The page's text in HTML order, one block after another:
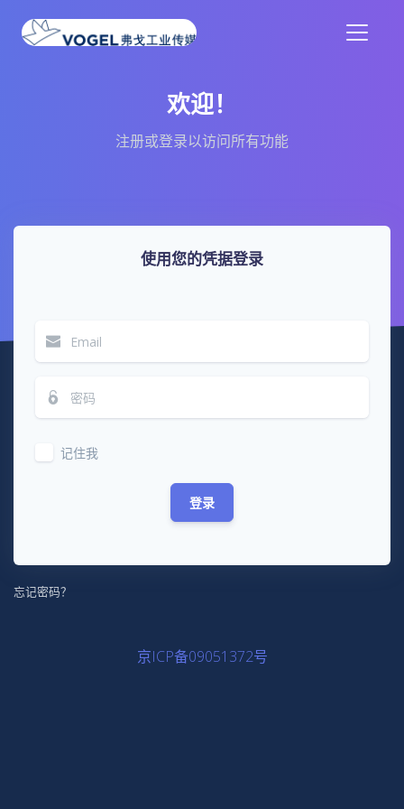
欢迎！
注册或登录以访问所有功能
使用您的凭据登录
记住我
登录
忘记密码？
京ICP备09051372号